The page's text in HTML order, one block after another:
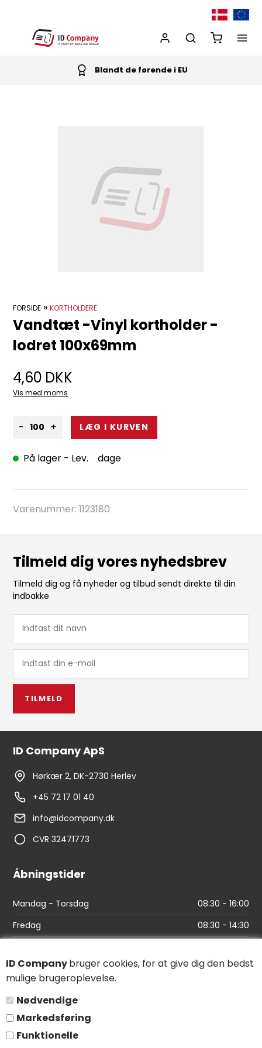
ID Companybruger cookies, for at give dig den bedst
mulige brugeroplevelse.
Nødvendige
Markedsføring
Funktionelle
Blandt de førende i EU
FORSIDE »KORTHOLDERE
Vandtæt -Vinyl kortholder -
lodret 100x69mm
4,60 DKK
Vis med moms
- +
På lager - Lev. dage
Varenummer:1123180
Tilmeld dig vores nyhedsbrev
Tilmeld dig og få nyheder og tilbud sendt direkte til din
indbakke
TILMELD
ID Company ApS
Hørkær 2, DK-2730 Herlev
+45 72 17 01 40
info@idcompany.dk
CVR 32471773
Åbningstider
Mandag - Torsdag
08:30 - 16:00
Fredag
08:30 - 14:30
Find vej
Salgs- og leveringsbetingelser
Persondatapolitik